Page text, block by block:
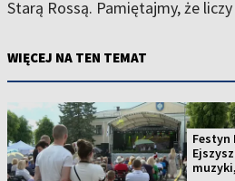
Starą Rossą. Pamiętajmy, że
WIĘCEJ NA TEN TEMAT
Festyn